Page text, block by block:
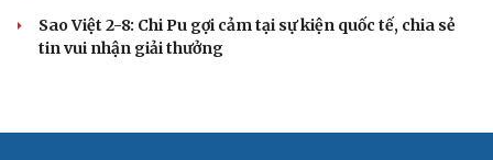
Sao Việt 2-8: Chi Pu gợi cảm tại sự kiện quốc tế, chia sẻ
tin vui nhận giải thưởng